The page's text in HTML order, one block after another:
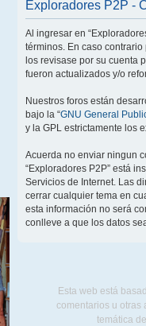
Exploradores P2P -
Al ingresar en
términos. En caso
los revisase por su cuenta
fueron actualizados y/o
Nuestros foros están
bajo la “GNU General
y la GPL estrictamente los
Acuerda no enviar ningun
“Exploradores P2P” está
Servicios de Internet. Las
cerrar cualquier tema en
esta información no será
conlleve a que los datos
Esta web está
comentarios u otras
temática